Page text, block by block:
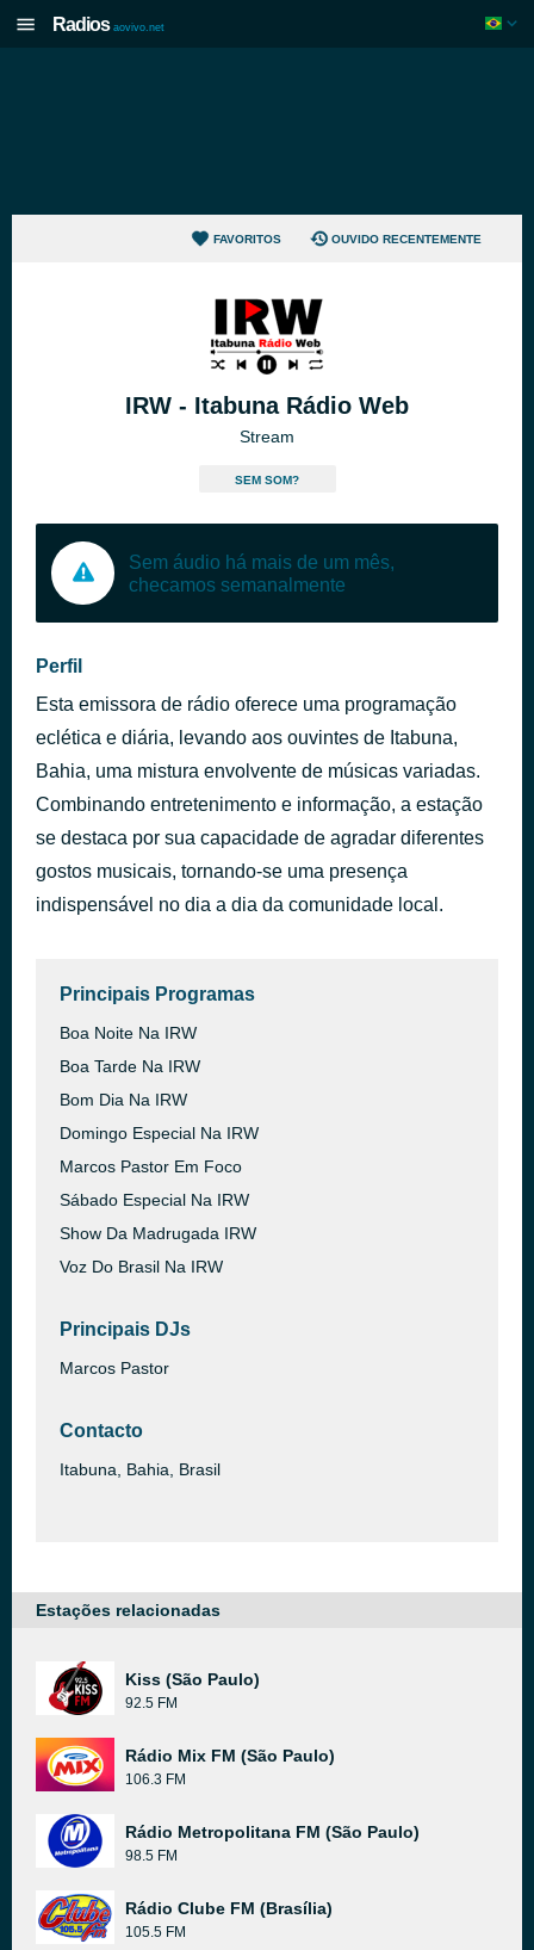
Radios aovivo.net
FAVORITOS OUVIDO RECENTEMENTE
IRW - Itabuna Rádio Web
Stream
SEM SOM?
Sem áudio há mais de um mês,
checamos semanalmente
Perfil
Esta emissora de rádio oferece uma programação
eclética e diária, levando aos ouvintes de Itabuna,
Bahia, uma mistura envolvente de músicas variadas.
Combinando entretenimento e informação, a estação
se destaca por sua capacidade de agradar diferentes
gostos musicais, tornando-se uma presença
indispensável no dia a dia da comunidade local.
Principais Programas
Boa Noite Na IRW
Boa Tarde Na IRW
Bom Dia Na IRW
Domingo Especial Na IRW
Marcos Pastor Em Foco
Sábado Especial Na IRW
Show Da Madrugada IRW
Voz Do Brasil Na IRW
Principais DJs
Marcos Pastor
Contacto
Itabuna, Bahia, Brasil
Estações relacionadas
Kiss (São Paulo)
92.5 FM
Rádio Mix FM (São Paulo)
106.3 FM
Rádio Metropolitana FM (São Paulo)
98.5 FM
Rádio Clube FM (Brasília)
105.5 FM